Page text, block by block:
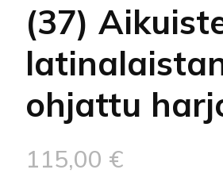
(37)
ohjattu
115,00 €